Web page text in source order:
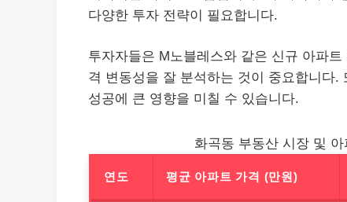
다양한 투자 전략이 필요합니다.
투자자들은 M노블레스와 같은 신규 아파
격 변동성을 잘 분석하는 것이 중요합니다
성공에 큰 영향을 미칠 수 있습니다.
화곡동 부동산 시장 및
연도 평균 아파트 가격 (만원)